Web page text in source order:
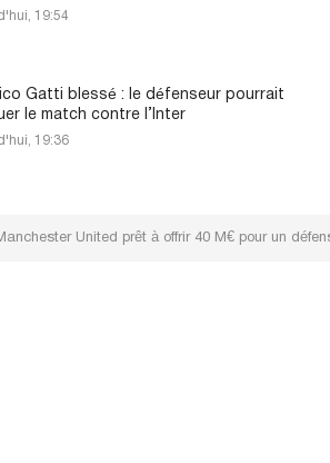
19:54
Gatti blessé : le défenseur pourrait
le match contre l’Inter
19:36
United prêt à offrir 40 M€ pour un